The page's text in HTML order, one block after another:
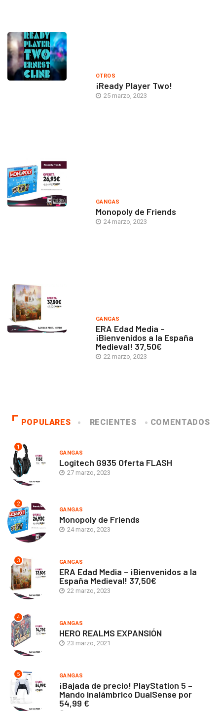
OTROS
¡Ready Player Two!
25 marzo, 2023
GANGAS
Monopoly de Friends
24 marzo, 2023
GANGAS
ERA Edad Media –
¡Bienvenidos a la España
Medieval! 37,50€
22 marzo, 2023
POPULARES RECIENTES COMENTADOS
1
GANGAS
Logitech G935 Oferta FLASH
27 marzo, 2023
2
GANGAS
Monopoly de Friends
24 marzo, 2023
3 GANGAS
ERA Edad Media – ¡Bienvenidos a la
España Medieval! 37,50€
22 marzo, 2023
4
GANGAS
HERO REALMS EXPANSIÓN
23 marzo, 2021
5 GANGAS
¡Bajada de precio! PlayStation 5 –
Mando inalámbrico DualSense por
54,99 €